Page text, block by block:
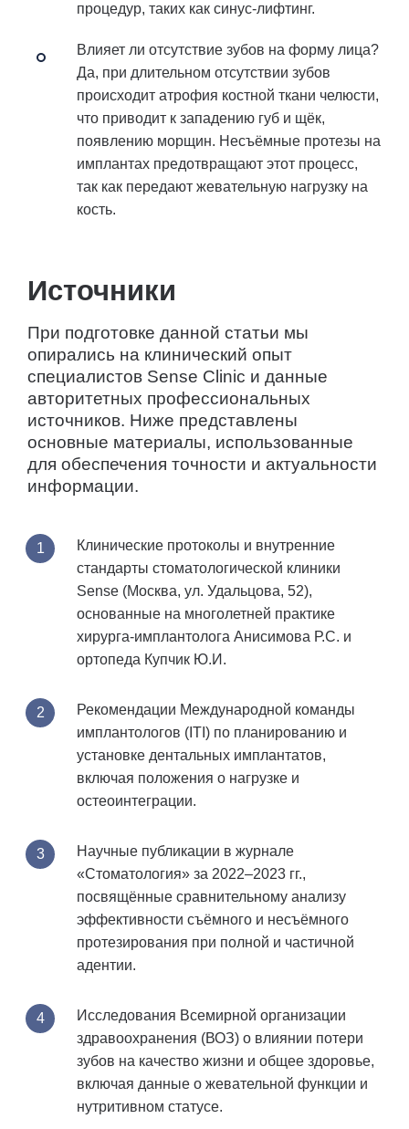
процедур, таких как синус-лифтинг.
Влияет ли отсутствие зубов на форму лица?
Да, при длительном отсутствии зубов
происходит атрофия костной ткани челюсти,
что приводит к западению губ и щёк,
появлению морщин. Несъёмные протезы на
имплантах предотвращают этот процесс,
так как передают жевательную нагрузку на
кость.
Источники
При подготовке данной статьи мы
опирались на клинический опыт
специалистов Sense Clinic и данные
авторитетных профессиональных
источников. Ниже представлены
основные материалы, использованные
для обеспечения точности и актуальности
информации.
Клинические протоколы и внутренние
стандарты стоматологической клиники
Sense (Москва, ул. Удальцова, 52),
основанные на многолетней практике
хирурга-имплантолога Анисимова Р.С. и
ортопеда Купчик Ю.И.
Рекомендации Международной команды
имплантологов (ITI) по планированию и
установке дентальных имплантатов,
включая положения о нагрузке и
остеоинтеграции.
Научные публикации в журнале
«Стоматология» за 2022–2023 гг.,
посвящённые сравнительному анализу
эффективности съёмного и несъёмного
протезирования при полной и частичной
адентии.
Исследования Всемирной организации
здравоохранения (ВОЗ) о влиянии потери
зубов на качество жизни и общее здоровье,
включая данные о жевательной функции и
нутритивном статусе.